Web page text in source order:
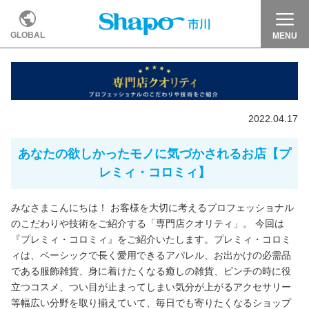
GLOBAL MENU
2022.04.17
あなたの欲しかったモノに気づかされるお店【プ
レミィ・コロミィ】
みなさまこんにちは！ お客様を大切に考えるプロフェッショナル
のこだわりや技術をご紹介する「専門店クオリティ」。 今回は
『プレミィ・コロミィ』をご紹介いたします。プレミィ・コロミ
ィは、ベーシックで長く愛用できるアパレル、お出かけの必需品
である服飾雑貨、身に着けたくなる癒しの雑貨、ピンチの時に役
立つコスメ、つい目が止まってしまい気分が上がるアクセサリー
等幅広い分野を取り揃えていて、毎日でも寄りたくなるショップ